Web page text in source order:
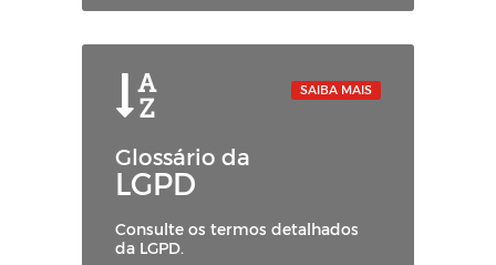
Glossário da
LGPD
Consulte os termos detalhados
da LGPD.
SAIBA MAIS